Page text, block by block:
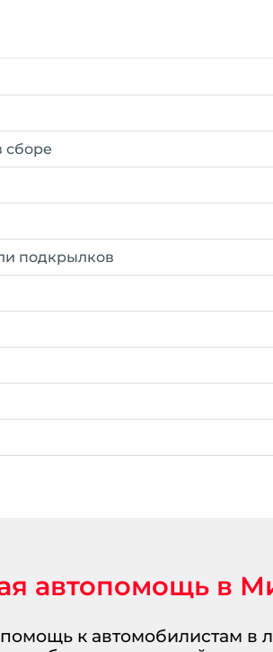
сборе
подкрылков
автопомощь в
к автомобилистам в